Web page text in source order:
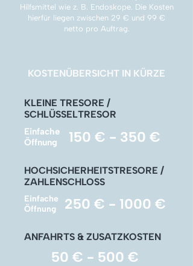
Hilfsmittel wie z. B. Endoskope. Die Kosten
hierfür liegen zwischen 29 € und 99 €
netto pro Auftrag.
KOSTENÜBERSICHT IN KÜRZE
KLEINE TRESORE /
SCHLÜSSELTRESOR
Einfache
Öffnung
150 € - 350 €
HOCHSICHERHEITSTRESORE /
ZAHLENSCHLOSS
Einfache
Öffnung
250 € - 1000 €
ANFAHRTS & ZUSATZKOSTEN
50 € - 500 €